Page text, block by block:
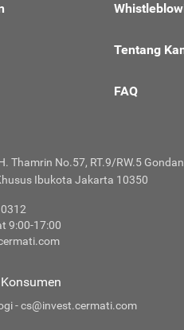
Tentang
FAQ
Thamrin No.57, RT.9/RW.5
Ibukota Jakarta 10350
9:00-17:00
-cs@invest.cermati.com